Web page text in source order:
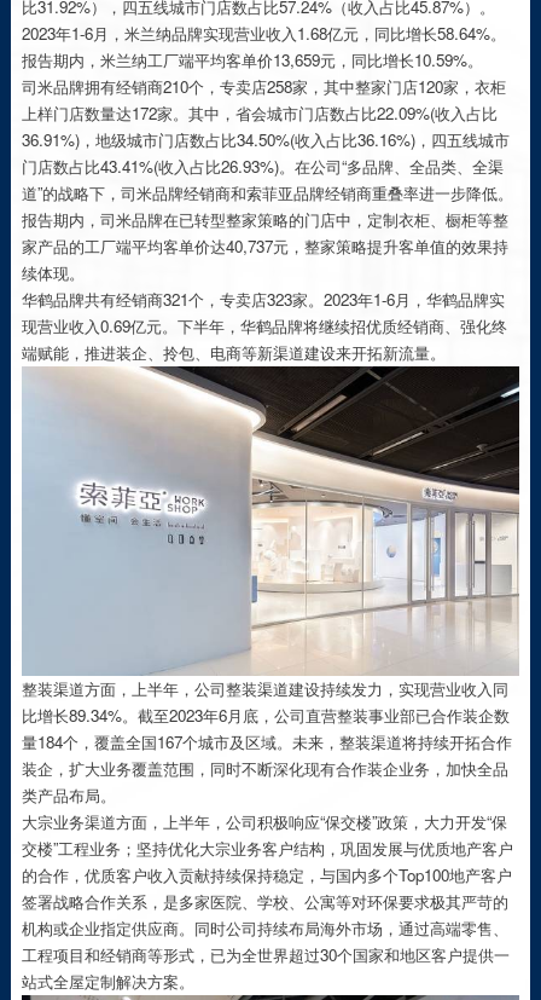
比31.92%），四五线城市门店数占比57.24%（收入占比45.87%）。
2023年1-6月，米兰纳品牌实现营业收入1.68亿元，同比增长58.64%。
报告期内，米兰纳工厂端平均客单价13,659元，同比增长10.59%。
司米品牌拥有经销商210个，专卖店258家，其中整家门店120家，衣柜
上样门店数量达172家。其中，省会城市门店数占比22.09%(收入占比
36.91%)，地级城市门店数占比34.50%(收入占比36.16%)，四五线城市
门店数占比43.41%(收入占比26.93%)。在公司“多品牌、全品类、全渠
道”的战略下，司米品牌经销商和索菲亚品牌经销商重叠率进一步降低。
报告期内，司米品牌在已转型整家策略的门店中，定制衣柜、橱柜等整
家产品的工厂端平均客单价达40,737元，整家策略提升客单值的效果持
续体现。
华鹤品牌共有经销商321个，专卖店323家。2023年1-6月，华鹤品牌实
现营业收入0.69亿元。下半年，华鹤品牌将继续招优质经销商、强化终
端赋能，推进装企、拎包、电商等新渠道建设来开拓新流量。
整装渠道方面，上半年，公司整装渠道建设持续发力，实现营业收入同
比增长89.34%。截至2023年6月底，公司直营整装事业部已合作装企数
量184个，覆盖全国167个城市及区域。未来，整装渠道将持续开拓合作
装企，扩大业务覆盖范围，同时不断深化现有合作装企业务，加快全品
类产品布局。
大宗业务渠道方面，上半年，公司积极响应“保交楼”政策，大力开发“保
交楼”工程业务；坚持优化大宗业务客户结构，巩固发展与优质地产客户
的合作，优质客户收入贡献持续保持稳定，与国内多个Top100地产客户
签署战略合作关系，是多家医院、学校、公寓等对环保要求极其严苛的
机构或企业指定供应商。同时公司持续布局海外市场，通过高端零售、
工程项目和经销商等形式，已为全世界超过30个国家和地区客户提供一
站式全屋定制解决方案。